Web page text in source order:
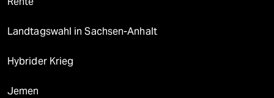
Landtagswahl in Sachsen-Anhalt
Hybrider Krieg
Jemen